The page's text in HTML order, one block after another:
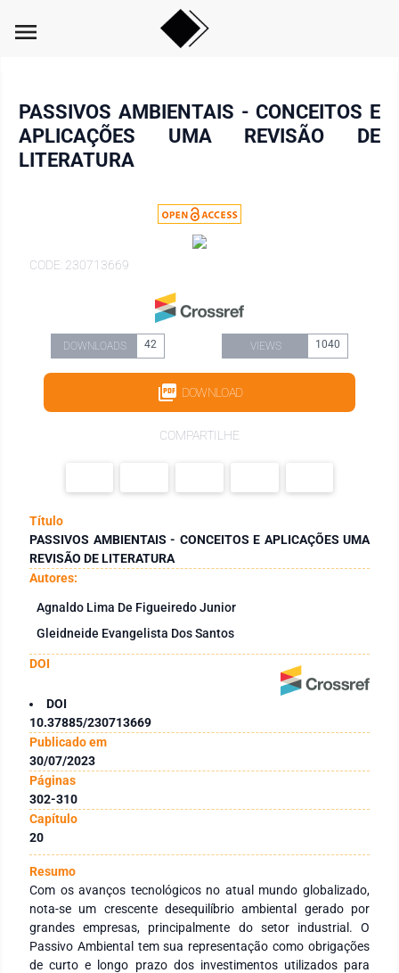
menu
PASSIVOS AMBIENTAIS - CONCEITOS E
APLICAÇÕES UMA REVISÃO DE
LITERATURA
CODE: 230713669
DOWNLOADS 42 VIEWS 1040
DOWNLOAD
COMPARTILHE
Título
PASSIVOS AMBIENTAIS - CONCEITOS E APLICAÇÕES UMA
REVISÃO DE LITERATURA
Autores:
Agnaldo Lima De Figueiredo Junior
Gleidneide Evangelista Dos Santos
DOI
DOI
10.37885/230713669
Publicado em
30/07/2023
Páginas
302-310
Capítulo
20
Resumo
Com os avanços tecnológicos no atual mundo globalizado,
nota-se um crescente desequilíbrio ambiental gerado por
grandes empresas, principalmente do setor industrial. O
Passivo Ambiental tem sua representação como obrigações
de curto e longo prazo dos investimentos utilizados para